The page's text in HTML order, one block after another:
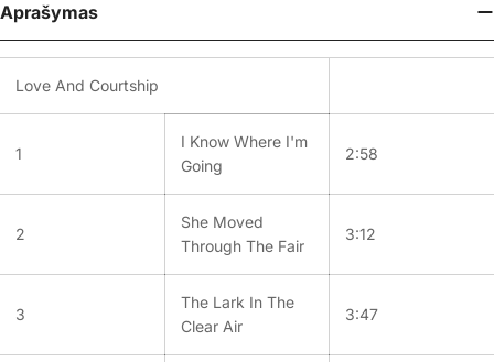
Aprašymas
Love And Courtship
1
I Know Where I'm
Going
2:58
2
She Moved
Through The Fair
3:12
3
The Lark In The
Clear Air
3:47